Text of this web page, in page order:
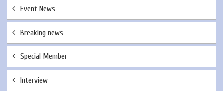
Event News
Breaking news
Special Member
Interview